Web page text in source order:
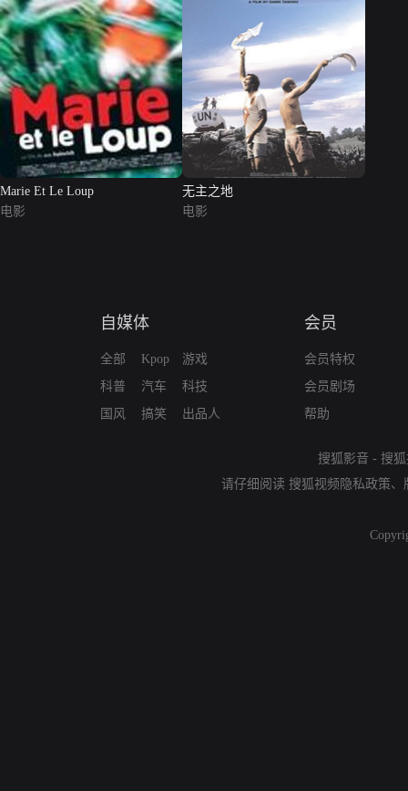
Marie Et Le Loup
电影
无主之地
电影
自媒体
全部
科普
国风
Kpop
汽车
搞笑
游戏
科技
出品人
会员
会员特权
会员剧场
帮助
搜狐影音 - 搜
请仔细阅读 搜狐视频隐私政策、